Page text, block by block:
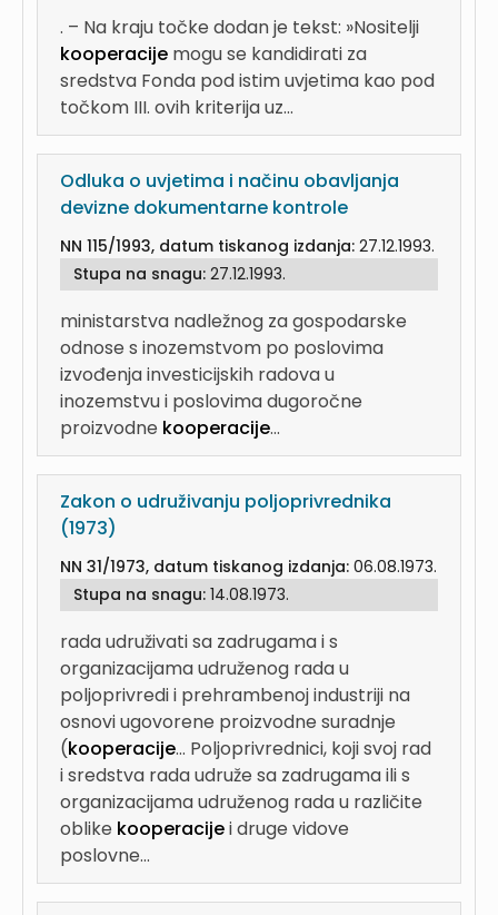
. – Na kraju točke dodan je tekst: »Nositelji
kooperacije mogu se kandidirati za
sredstva Fonda pod istim uvjetima kao pod
točkom III. ovih kriterija uz...
Odluka o uvjetima i načinu obavljanja
devizne dokumentarne kontrole
NN 115/1993, datum tiskanog izdanja: 27.12.1993.
Stupa na snagu: 27.12.1993.
ministarstva nadležnog za gospodarske
odnose s inozemstvom po poslovima
izvođenja investicijskih radova u
inozemstvu i poslovima dugoročne
proizvodne kooperacije...
Zakon o udruživanju poljoprivrednika
(1973)
NN 31/1973, datum tiskanog izdanja: 06.08.1973.
Stupa na snagu: 14.08.1973.
rada udruživati sa zadrugama i s
organizacijama udruženog rada u
poljoprivredi i prehrambenoj industriji na
osnovi ugovorene proizvodne suradnje
(kooperacije... Poljoprivrednici, koji svoj rad
i sredstva rada udruže sa zadrugama ili s
organizacijama udruženog rada u različite
oblike kooperacijei druge vidove
poslovne...